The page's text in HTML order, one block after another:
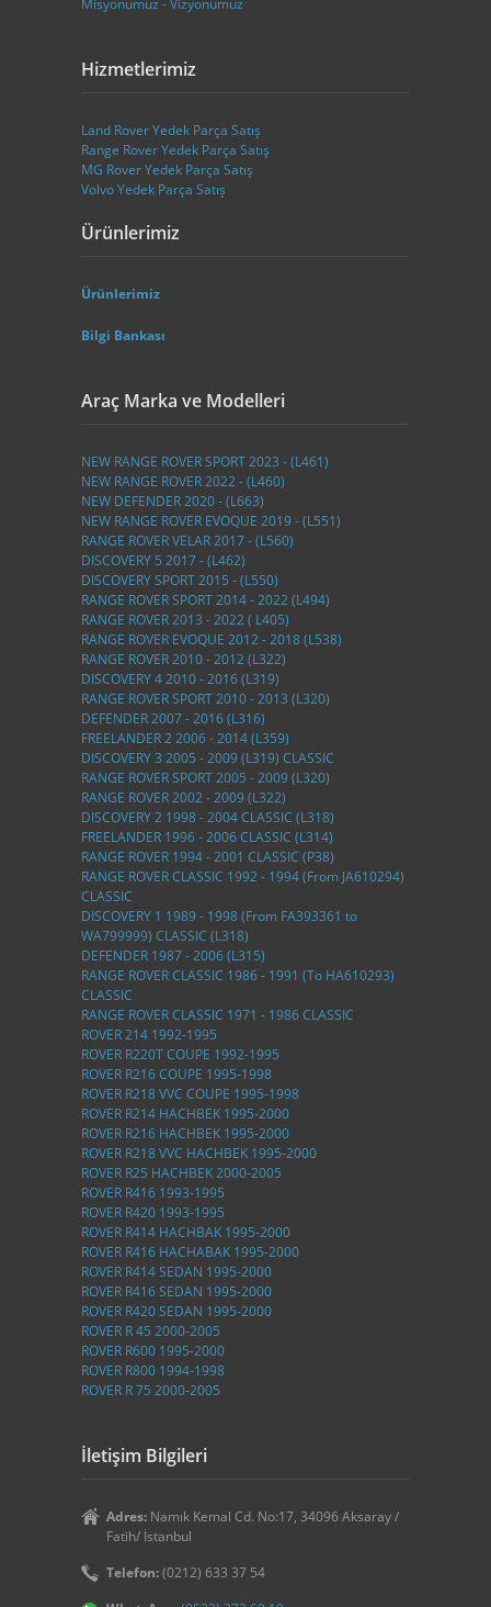
Misyonumuz - Vizyonumuz
Hizmetlerimiz
Land Rover Yedek Parça Satış
Range Rover Yedek Parça Satış
MG Rover Yedek Parça Satış
Volvo Yedek Parça Satış
Ürünlerimiz
Ürünlerimiz
Bilgi Bankası
Araç Marka ve Modelleri
NEW RANGE ROVER SPORT 2023 - (L461)
NEW RANGE ROVER 2022 - (L460)
NEW DEFENDER 2020 - (L663)
NEW RANGE ROVER EVOQUE 2019 - (L551)
RANGE ROVER VELAR 2017 - (L560)
DISCOVERY 5 2017 - (L462)
DISCOVERY SPORT 2015 - (L550)
RANGE ROVER SPORT 2014 - 2022 (L494)
RANGE ROVER 2013 - 2022 ( L405)
RANGE ROVER EVOQUE 2012 - 2018 (L538)
RANGE ROVER 2010 - 2012 (L322)
DISCOVERY 4 2010 - 2016 (L319)
RANGE ROVER SPORT 2010 - 2013 (L320)
DEFENDER 2007 - 2016 (L316)
FREELANDER 2 2006 - 2014 (L359)
DISCOVERY 3 2005 - 2009 (L319) CLASSIC
RANGE ROVER SPORT 2005 - 2009 (L320)
RANGE ROVER 2002 - 2009 (L322)
DISCOVERY 2 1998 - 2004 CLASSIC (L318)
FREELANDER 1996 - 2006 CLASSIC (L314)
RANGE ROVER 1994 - 2001 CLASSIC (P38)
RANGE ROVER CLASSIC 1992 - 1994 (From JA610294)
CLASSIC
DISCOVERY 1 1989 - 1998 (From FA393361 to
WA799999) CLASSIC (L318)
DEFENDER 1987 - 2006 (L315)
RANGE ROVER CLASSIC 1986 - 1991 (To HA610293)
CLASSIC
RANGE ROVER CLASSIC 1971 - 1986 CLASSIC
ROVER 214 1992-1995
ROVER R220T COUPE 1992-1995
ROVER R216 COUPE 1995-1998
ROVER R218 VVC COUPE 1995-1998
ROVER R214 HACHBEK 1995-2000
ROVER R216 HACHBEK 1995-2000
ROVER R218 VVC HACHBEK 1995-2000
ROVER R25 HACHBEK 2000-2005
ROVER R416 1993-1995
ROVER R420 1993-1995
ROVER R414 HACHBAK 1995-2000
ROVER R416 HACHABAK 1995-2000
ROVER R414 SEDAN 1995-2000
ROVER R416 SEDAN 1995-2000
ROVER R420 SEDAN 1995-2000
ROVER R 45 2000-2005
ROVER R600 1995-2000
ROVER R800 1994-1998
ROVER R 75 2000-2005
İletişim Bilgileri
Adres: Namık Kemal Cd. No:17, 34096 Aksaray /
Fatih/ İstanbul
Telefon:(0212) 633 37 54